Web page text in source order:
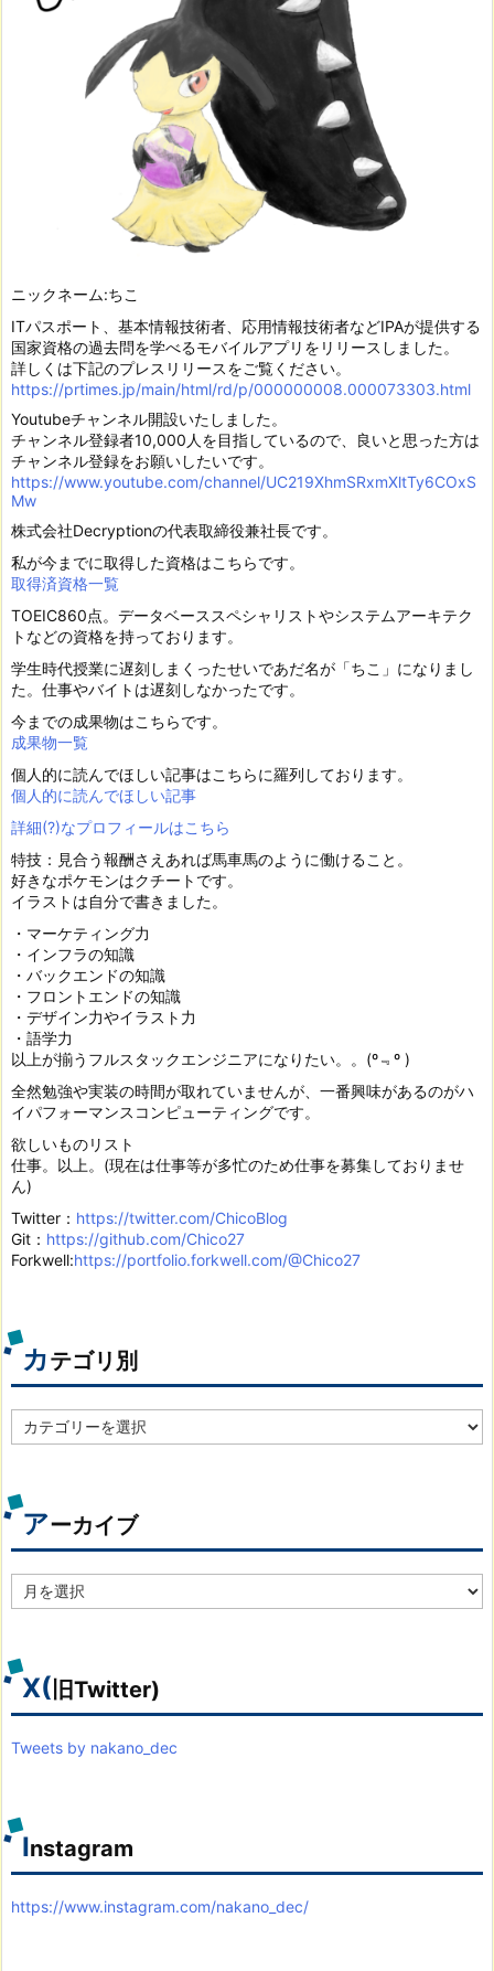
ニックネーム:ちこ
ITパスポート、基本情報技術者、応用情報技術者などIPAが提供する
国家資格の過去問を学べるモバイルアプリをリリースしました。
詳しくは下記のプレスリリースをご覧ください。
https://prtimes.jp/main/html/rd/p/000000008.000073303.html
Youtubeチャンネル開設いたしました。
チャンネル登録者10,000人を目指しているので、良いと思った方は
チャンネル登録をお願いしたいです。
https://www.youtube.com/channel/UC219XhmSRxmXltTy6COxS
Mw
株式会社Decryptionの代表取締役兼社長です。
私が今までに取得した資格はこちらです。
取得済資格一覧
TOEIC860点。データベーススペシャリストやシステムアーキテク
トなどの資格を持っております。
学生時代授業に遅刻しまくったせいであだ名が「ちこ」になりまし
た。仕事やバイトは遅刻しなかったです。
今までの成果物はこちらです。
成果物一覧
個人的に読んでほしい記事はこちらに羅列しております。
個人的に読んでほしい記事
詳細(?)なプロフィールはこちら
特技：見合う報酬さえあれば馬車馬のように働けること。
好きなポケモンはクチートです。
イラストは自分で書きました。
・マーケティング力
・インフラの知識
・バックエンドの知識
・フロントエンドの知識
・デザイン力やイラスト力
・語学力
以上が揃うフルスタックエンジニアになりたい。。(º﹃º )
全然勉強や実装の時間が取れていませんが、一番興味があるのがハ
イパフォーマンスコンピューティングです。
欲しいものリスト
仕事。以上。(現在は仕事等が多忙のため仕事を募集しておりませ
ん)
Twitter： https://twitter.com/ChicoBlog
Git： https://github.com/Chico27
Forkwell:https://portfolio.forkwell.com/@Chico27
カテゴリ別
テ
別
アーカイブ
ー
ブ
X( 旧Twitter)
Tweets by nakano_dec
Instagram
https://www.instagram.com/nakano_dec/